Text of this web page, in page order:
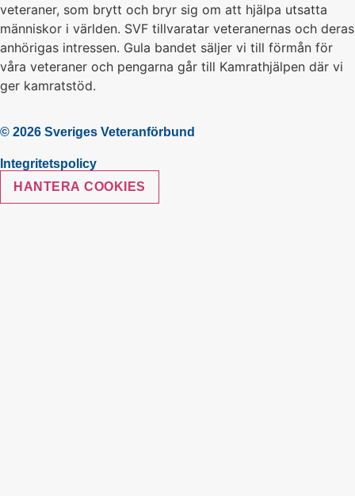
veteraner, som brytt och bryr sig om att hjälpa utsatta
människor i världen. SVF tillvaratar veteranernas och deras
anhörigas intressen. Gula bandet säljer vi till förmån för
våra veteraner och pengarna går till Kamrathjälpen där vi
ger kamratstöd.
© 2026 Sveriges Veteranförbund
Integritetspolicy
HANTERA COOKIES